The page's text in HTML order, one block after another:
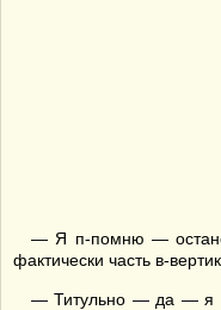
— Я п-помню —
фактически часть в-
— Титульно — да — я